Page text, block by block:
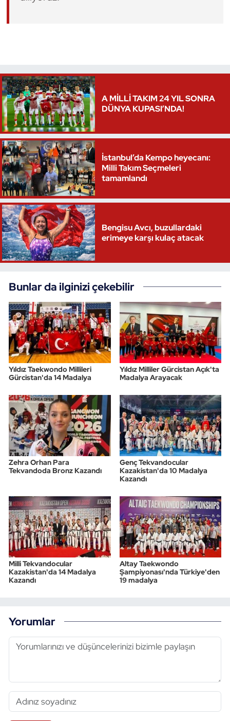
A MİLLİ TAKIM 24 YIL SONRA
DÜNYA KUPASI’NDA!
İstanbul’da Kempo heyecanı:
Milli Takım Seçmeleri
tamamlandı
Bengisu Avcı, buzullardaki
erimeye karşı kulaç atacak
Bunlar da ilginizi çekebilir
Yıldız Taekwondo Millileri
Gürcistan'da 14 Madalya
Yıldız Milliler Gürcistan Açık'ta
Madalya Arayacak
Zehra Orhan Para
Tekvandoda Bronz Kazandı
Genç Tekvandocular
Kazakistan'da 10 Madalya
Kazandı
Milli Tekvandocular
Kazakistan'da 14 Madalya
Kazandı
Altay Taekwondo
Şampiyonası'nda Türkiye'den
19 madalya
Yorumlar
Vücut Geliştirme Fitness
Wushu Kungfu
Yelken
Yüzme